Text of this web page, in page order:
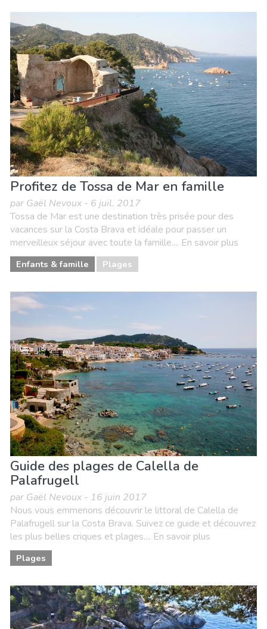
Profitez de Tossa de Mar en famille
par Gaël Nevoux - 6 juil. 2017
Tossa de Mar est une destination très prisée pour des
vacances sur la Costa Brava et idéale pour passer un
merveilleux séjour avec toute la famille.... En savoir plus
Enfants & famille Plages
Guide des plages de Calella de
Palafrugell
par Gaël Nevoux - 16 juin 2017
Nous vous emmenons découvrir le littoral de Calella de
Palafrugell sur la Costa Brava. Suivez ce guide et découvrez
les plus belles criques et plages.... En savoir plus
Plages